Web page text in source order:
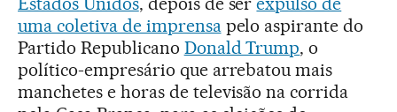
uma coletiva de imprensapelo aspirante do
Partido Republicano Donald Trump, o
político-empresário que arrebatou mais
manchetes e horas de televisão na corrida